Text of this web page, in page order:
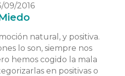
09/2016
natural, y positiva.
lo son, siempre nos
hemos cogido la mala
en positivas o